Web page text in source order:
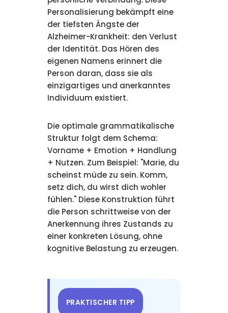
Personalisierung bekämpft eine
der tiefsten Ängste der
Alzheimer-Krankheit: den Verlust
der Identität. Das Hören des
eigenen Namens erinnert die
Person daran, dass sie als
einzigartiges und anerkanntes
Individuum existiert.
Die optimale grammatikalische
Struktur folgt dem Schema:
Vorname + Emotion + Handlung
+ Nutzen. Zum Beispiel: "Marie, du
scheinst müde zu sein. Komm,
setz dich, du wirst dich wohler
fühlen." Diese Konstruktion führt
die Person schrittweise von der
Anerkennung ihres Zustands zu
einer konkreten Lösung, ohne
kognitive Belastung zu erzeugen.
PRAKTISCHER TIPP